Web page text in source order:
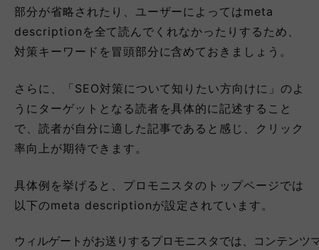
部分が省略されたり、ユーザーによってはmeta
descriptionを全て読んでくれなかったりするため、
対策キーワードを冒頭部分に含めておきましょう。
さらに、「SEO対策について知りたい方向けに」のよ
うにターゲットとなる読者を具体的に記述すること
で、読者が自分に適した記事であると感じ、クリック
率向上が期待できます。
具体例を挙げると、プロモニスタのトップページでは
以下のmeta descriptionが設定されています。
ウィルゲートがお送りするプロモニスタでは、コンテンツ